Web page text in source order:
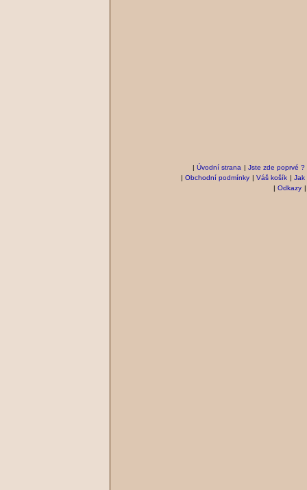
| Úvodní strana | Jste zde poprvé ?
| Obchodní podmínky | Váš košík | Jak
| Odkazy